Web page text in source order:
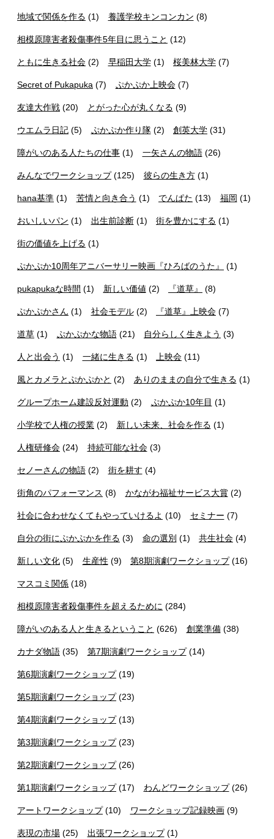
地域で関係を作る (1) 養護学校キンコンカン (8)
相模原障害者殺傷事件5年目に思うこと (12)
ともに生きる社会 (2) 早稲田大学(1) 桜美林大学 (7)
Secret of Pukapuka (7) ぷかぷか上映会(7)
友達大作戦 (20) とがった心が丸くなる (9)
ウエムラ日記 (5) ぷかぷか作り隊(2) 創英大学 (31)
障がいのある人たちの仕事 (1) 一矢さんの物語(26)
みんなでワークショップ(125) 彼らの生き方(1)
hana基準 (1) 苦情と向き合う (1) でんぱた (13) 福岡 (1)
おいしいパン (1) 出生前診断(1) 街を豊かにする (1)
街の価値を上げる (1)
ぷかぷか10周年アニバーサリー映画『ひろばのうた』 (1)
pukapukaな時間 (1) 新しい価値 (2) 『道草』 (8)
ぷかぷかさん (1) 社会モデル(2) 『道草』上映会 (7)
道草 (1) ぷかぷかな物語(21) 自分らしく生きよう (3)
人と出会う (1) 一緒に生きる (1) 上映会 (11)
風とカメラとぷかぷかと (2) ありのままの自分で生きる (1)
グループホーム建設反対運動 (2) ぷかぷか10年目 (1)
小学校で人権の授業 (2) 新しい未来、社会を作る (1)
人権研修会 (24) 持続可能な社会(3)
セノーさんの物語 (2) 街を耕す (4)
街角のパフォーマンス (8) かながわ福祉サービス大賞(2)
社会に合わせなくてもやっていけるよ (10) セミナー (7)
自分の街にぷかぷかを作る (3) 命の選別 (1) 共生社会 (4)
新しい文化 (5) 生産性 (9) 第8期演劇ワークショップ(16)
マスコミ関係 (18)
相模原障害者殺傷事件を超えるために (284)
障がいのある人と生きるということ (626) 創業準備(38)
カナダ物語 (35) 第7期演劇ワークショップ(14)
第6期演劇ワークショップ(19)
第5期演劇ワークショップ(23)
第4期演劇ワークショップ(13)
第3期演劇ワークショップ(23)
第2期演劇ワークショップ(26)
第1期演劇ワークショップ(17) わんどワークショップ(26)
アートワークショップ(10) ワークショップ記録映画(9)
表現の市場 (25) 出張ワークショップ(1)